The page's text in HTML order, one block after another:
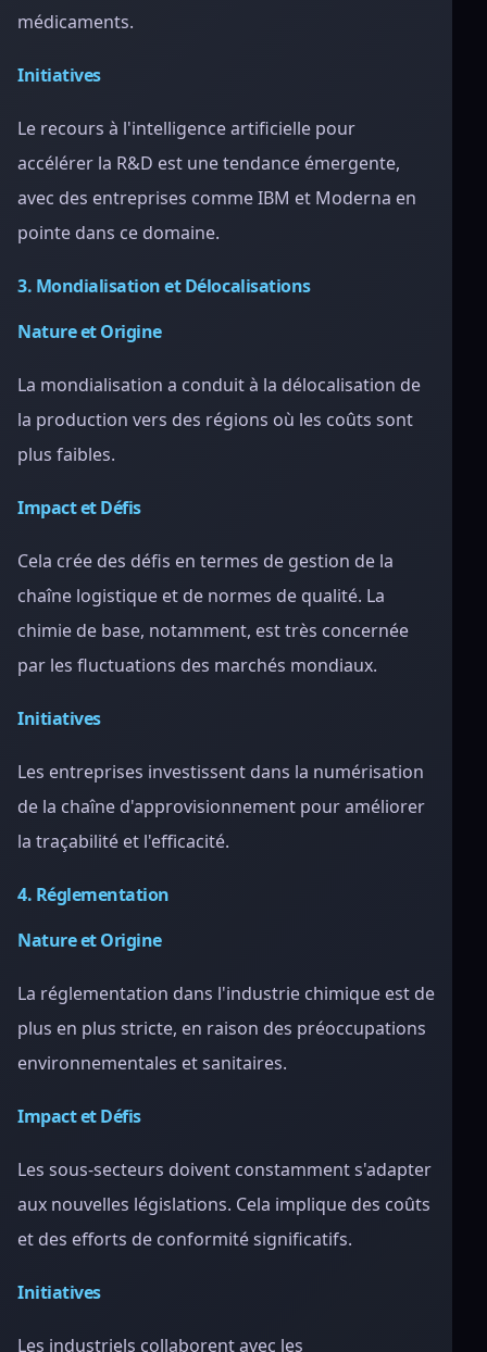
médicaments.
Initiatives
Le recours à l'intelligence artificielle pour
accélérer la R&D est une tendance émergente,
avec des entreprises comme IBM et Moderna en
pointe dans ce domaine.
3. Mondialisation et Délocalisations
Nature et Origine
La mondialisation a conduit à la délocalisation de
la production vers des régions où les coûts sont
plus faibles.
Impact et Défis
Cela crée des défis en termes de gestion de la
chaîne logistique et de normes de qualité. La
chimie de base, notamment, est très concernée
par les fluctuations des marchés mondiaux.
Initiatives
Les entreprises investissent dans la numérisation
de la chaîne d'approvisionnement pour améliorer
la traçabilité et l'efficacité.
4. Réglementation
Nature et Origine
La réglementation dans l'industrie chimique est de
plus en plus stricte, en raison des préoccupations
environnementales et sanitaires.
Impact et Défis
Les sous-secteurs doivent constamment s'adapter
aux nouvelles législations. Cela implique des coûts
et des efforts de conformité significatifs.
Initiatives
Les industriels collaborent avec les